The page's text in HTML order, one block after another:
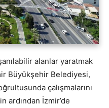
alanlar yaratmak
Büyükşehir Belediyesi,
çalışmalarını
ardından İzmir’de